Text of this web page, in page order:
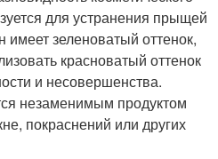
Эффект от зеленых
консилеров
Консилеры для
для устранения прыщей
зеленоватый оттенок,
красноватый оттенок
и несовершенства.
незаменимым продуктом
покраснений или других